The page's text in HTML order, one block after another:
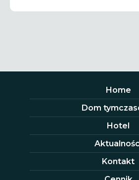
Home
Dom
Hotel
Kontakt